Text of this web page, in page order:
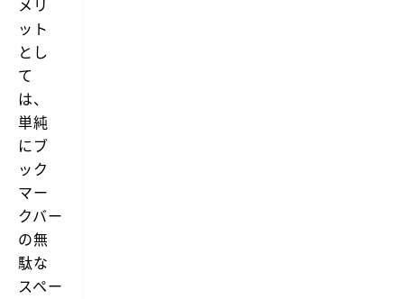
ット
とし
て
は、
単純
にブ
ック
マー
クバー
の無
駄な
スペー